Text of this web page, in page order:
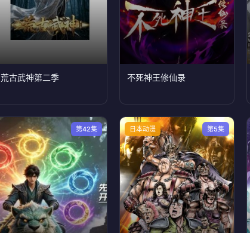
荒古武神第二季 不死神王修仙录
第42集 日本动漫 第5集